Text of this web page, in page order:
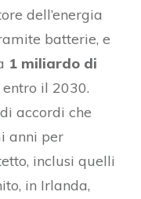
dell’energia
batterie, e
1 miliardo di
il 2030.
accordi che
anni per
inclusi quelli
in Irlanda,